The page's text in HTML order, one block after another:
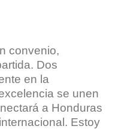
convenio,
Dos
en la
se unen
a Honduras
Estoy